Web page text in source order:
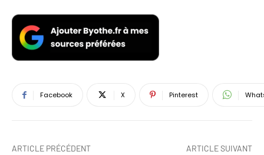
Facebook X Pinterest
ARTICLE PRÉCÉDENT ARTICLE SUIVANT